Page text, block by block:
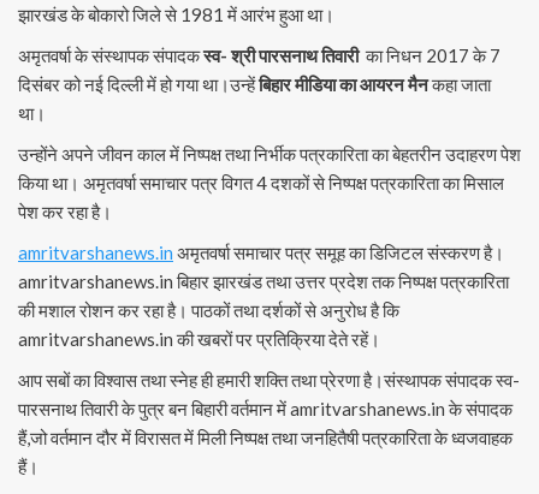
झारखंड के बोकारो जिले से 1981 में आरंभ हुआ था।
अमृतवर्षा के संस्थापक संपादकस्व- श्री पारसनाथ तिवारीका निधन 2017 के 7
दिसंबर को नई दिल्ली में हो गया था।उन्हेंबिहार मीडिया का आयरन मैनकहा जाता
था।
उन्होंने अपने जीवन काल में निष्पक्ष तथा निर्भीक पत्रकारिता का बेहतरीन उदाहरण पेश
किया था। अमृतवर्षा समाचार पत्र विगत 4 दशकों से निष्पक्ष पत्रकारिता का मिसाल
पेश कर रहा है।
amritvarshanews.in अमृतवर्षा समाचार पत्र समूह का डिजिटल संस्करण है।
amritvarshanews.in बिहार झारखंड तथा उत्तर प्रदेश तक निष्पक्ष पत्रकारिता
की मशाल रोशन कर रहा है। पाठकों तथा दर्शकों से अनुरोध है कि
amritvarshanews.in की खबरों पर प्रतिक्रिया देते रहें।
आप सबों का विश्वास तथा स्नेह ही हमारी शक्ति तथा प्रेरणा है।संस्थापक संपादक स्व-
पारसनाथ तिवारी के पुत्र बन बिहारी वर्तमान में amritvarshanews.in के संपादक
हैं,जो वर्तमान दौर में विरासत में मिली निष्पक्ष तथा जनहितैषी पत्रकारिता के ध्वजवाहक
हैं।